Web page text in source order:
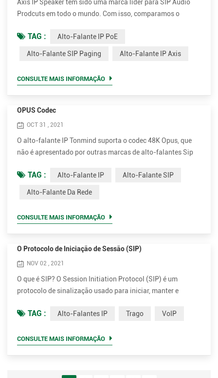
Axis IP Speaker tem sido uma marca líder para SIP Audio
Prodcuts em todo o mundo. Com isso, comparamos o
Vantagens do alto-falante Tonmind IP PoE. • Suporta muito
mais codec para melhor qualidade de som, incluindo OPUS,
Muito m...
TAG : Alto-Falante IP PoE
Alto-Falante SIP Paging Alto-Falante IP Axis
CONSULTE MAIS INFORMAÇÃO
OPUS Codec
OCT 31 , 2021
O alto-falante IP Tonmind suporta o codec 48K Opus, que
não é apresentado por outras marcas de alto-falantes Sip
largura de banda na maior parte, enquanto garante uma
qualidade de som extremamente alta. Opus é um formato de
o áudio gera...
TAG : Alto-Falante IP Alto-Falante SIP
Alto-Falante Da Rede
CONSULTE MAIS INFORMAÇÃO
O Protocolo de Iniciação de Sessão (SIP)
NOV 02 , 2021
O que é SIP? O Session Initiation Protocol (SIP) é um
protocolo de sinalização usado para iniciar, manter e
voz, vídeo e mensagens. SIP é um método de Voice Over
Protocolo de transporte em tempo real (RTP), Protocolo de
TAG : Alto-Falantes IP Trago VoIP
CONSULTE MAIS INFORMAÇÃO